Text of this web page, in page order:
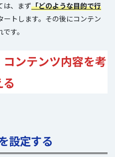
は、まず「どのような目的で行
ートします。その後にコンテン
す。
テンツ内容を考
る
設定する